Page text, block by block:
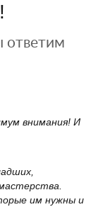
ответим
внимания! И
им нужны и